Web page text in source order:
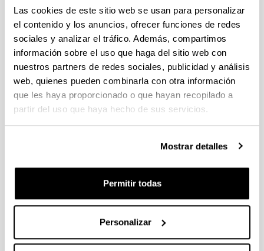
Las cookies de este sitio web se usan para personalizar
el contenido y los anuncios, ofrecer funciones de redes
sociales y analizar el tráfico. Además, compartimos
información sobre el uso que haga del sitio web con
nuestros partners de redes sociales, publicidad y análisis
web, quienes pueden combinarla con otra información
que les haya proporcionado o que hayan recopilado a
partir del uso que haya hecho de sus servicios.
Mostrar detalles
Permitir todas
Personalizar
caracterización de biomateriales y especialmente
en el desarrollo de nuevos medicamentos de
liberación controlada y continua de fármacos,
péptidos, proteínas, ácidos nucleicos y células.
Por otra parte, se desarrollan proyectos vinculados
con la evaluación biofarmacéutica, farmacocinética
y farmacoterapéutica de medicamentos, la atención
farmacéutica y sobre la regulación de
medicamentos biotecnológicos.
farmacéutico y biotecnológico así como con
diversas instituciones sanitarias, universidades y
internacionales.